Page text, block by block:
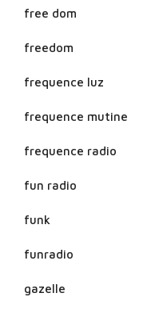
free dom
freedom
frequence luz
frequence mutine
frequence radio
fun radio
funk
funradio
gazelle